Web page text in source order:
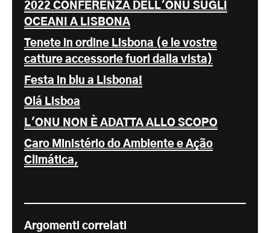
2022 CONFERENZA DELL'ONU SUGLI
OCEANI A LISBONA
Tenete in ordine Lisbona (e le vostre
catture accessorie fuori dalla vista)
Festa in blu a Lisbona!
Olá Lisboa
L'ONU NON È ADATTA ALLO SCOPO
Caro Ministério do Ambiente e Ação
Climática,
Argomenti correlati